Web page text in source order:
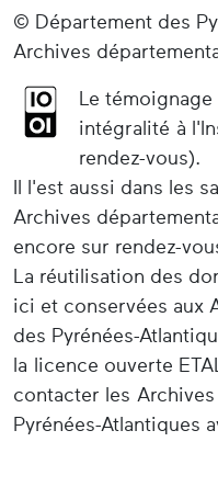
© Département des
Archives
Le
intégralité à
rendez-vous).
Il l'est aussi dans les
Archives
encore sur rendez-
La réutilisation des
ici et conservées aux
des Pyrénées-
la licence ouverte
contacter les
Pyrénées-Atlantiques